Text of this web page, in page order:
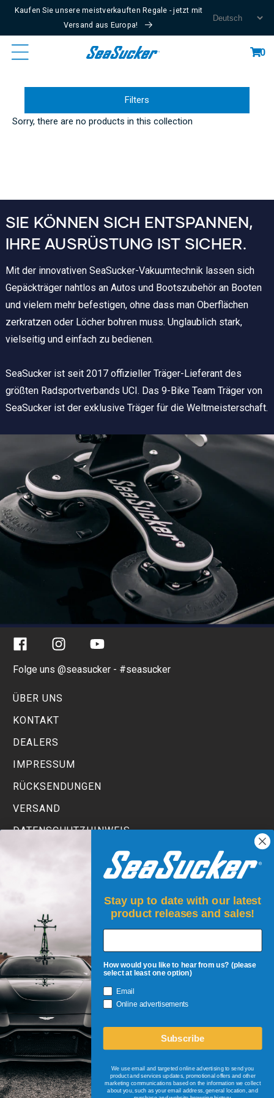
Content
Kaufen Sie unsere meistverkauften Regale - jetzt mit
Versand aus Europa!
Cart0
Filters
Sorry, there are no products in this collection
SIE KÖNNEN SICH ENTSPANNEN,
IHRE AUSRÜSTUNG IST SICHER.
Mit der innovativen SeaSucker-Vakuumtechnik lassen sich
Gepäckträger nahtlos an Autos und Bootszubehör an Booten
und vielem mehr befestigen, ohne dass man Oberflächen
zerkratzen oder Löcher bohren muss. Unglaublich stark,
vielseitig und einfach zu bedienen.
SeaSucker ist seit 2017 offizieller Träger-Lieferant des
größten Radsportverbands UCI. Das 9-Bike Team Träger von
SeaSucker ist der exklusive Träger für die Weltmeisterschaft.
Facebook Instagram YouTube
Folge uns @seasucker - #seasucker
ÜBER UNS
KONTAKT
DEALERS
IMPRESSUM
RÜCKSENDUNGEN
VERSAND
DATENSCHUTZHINWEIS
TERMS AND CONDITIONS
ANMELDEN!
Seien Sie der Erste, der über Restposten, neue Produkte,
Veranstaltungen und Rabatte informiert wird!
Email Address +
Stay up to date with our latest
product releases and sales!
How would you like to hear from us? (please
select at least one option)
Email
Online advertisements
Subscribe
We use email and targeted online advertising to send you
product and services updates, promotional offers and other
marketing communications based on the information we collect
about you, such as your email address, general location, and